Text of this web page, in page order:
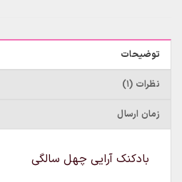
توضیحات
نظرات (1)
زمان ارسال
بادکنک آرایی چهل سالگی